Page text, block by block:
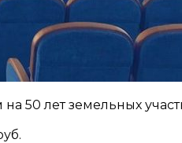
50 лет земельных